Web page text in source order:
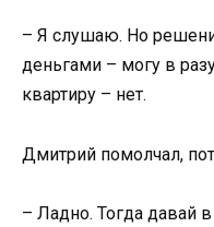
– Я слушаю. Но
деньгами – могу в
квартиру – нет.
Дмитрий помолчал,
– Ладно. Тогда давай